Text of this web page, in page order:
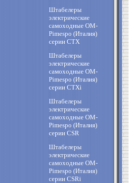
Штабелеры
электрические
самоходные OM-
Pimespo (Италия)
cерии CTX
Штабелеры
электрические
самоходные OM-
Pimespo (Италия)
cерии CTXi
Штабелеры
электрические
самоходные OM-
Pimespo (Италия)
cерии CSR
Штабелеры
электрические
самоходные OM-
Pimespo (Италия)
cерии CSRi